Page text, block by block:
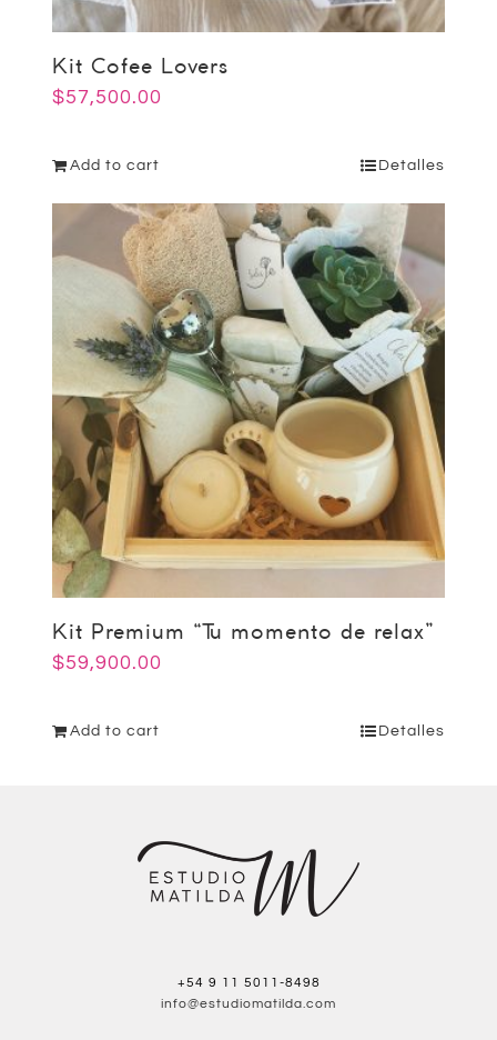
Kit Cofee Lovers
$57,500.00
Add to cart Detalles
Kit Premium “Tu momento de relax”
$59,900.00
Add to cart Detalles
+54 9 11 5011-8498
info@estudiomatilda.com